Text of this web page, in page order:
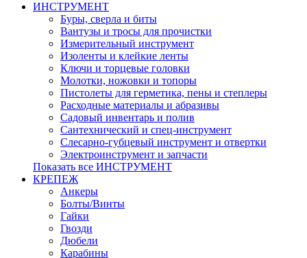
ИНСТРУМЕНТ
Буры, сверла и биты
Вантузы и тросы для прочистки
Измерительный инструмент
Изоленты и клейкие ленты
Ключи и торцевые головки
Молотки, ножовки и топоры
Пистолеты для герметика, пены и степлеры
Расходные материалы и абразивы
Садовый инвентарь и полив
Сантехнический и спец-инструмент
Слесарно-губцевый инструмент и отвертки
Электроинструмент и запчасти
Показать все ИНСТРУМЕНТ
КРЕПЕЖ
Анкеры
Болты/Винты
Гайки
Гвозди
Дюбели
Карабины